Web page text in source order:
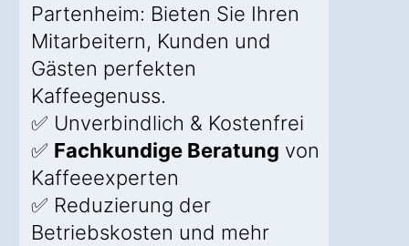
Partenheim: Bieten Sie Ihren
Mitarbeitern, Kunden und
Gästen perfekten
Kaffeegenuss.
✅ Unverbindlich & Kostenfrei
✅ Fachkundige Beratung von
Kaffeeexperten
✅ Reduzierung der
Betriebskosten und mehr